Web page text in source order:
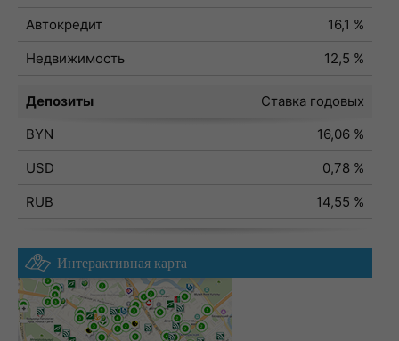
Автокредит
16,1 %
Недвижимость
12,5 %
Депозиты
Ставка годовых
BYN
16,06 %
USD
0,78 %
RUB
14,55 %
Интерактивная карта